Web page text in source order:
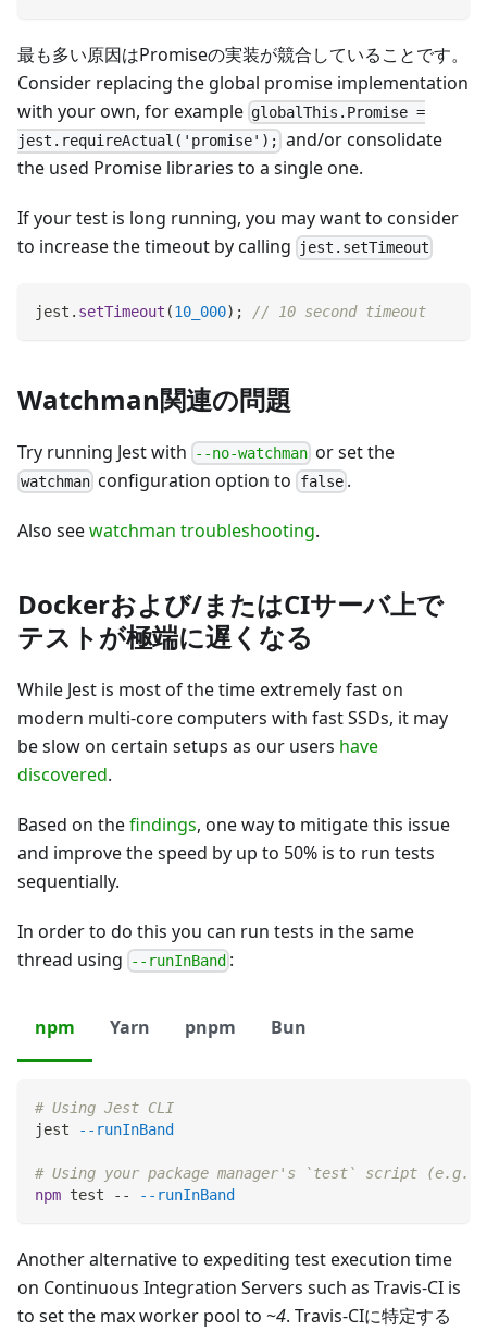
最も多い原因はPromiseの実装が競合していることです。
Consider replacing the global promise implementation
with your own, for example globalThis.Promise =
jest.requireActual('promise'); and/or consolidate
the used Promise libraries to a single one.
If your test is long running, you may want to consider
to increase the timeout by calling
jest.setTimeout
jest . setTimeout (10_000) ; // 10 second timeout
Watchman関連の問題
Try running Jest with --no-watchman or set the
watchman configuration option to false.
Also seewatchman troubleshooting.
Dockerおよび/またはCIサーバ上で
テストが極端に遅くなる
While Jest is most of the time extremely fast on
modern multi-core computers with fast SSDs, it may
be slow on certain setups as our users have
discovered.
Based on thefindings, one way to mitigate this issue
and improve the speed by up to 50% is to run tests
sequentially.
In order to do this you can run tests in the same
thread using
--runInBand :
npm Yarn pnpm Bun
# Using Jest CLI
jest
--runInBand
# Using your package manager's `test` script (e.g.
npm test -- --runInBand
Another alternative to expediting test execution time
on Continuous Integration Servers such as Travis-CI is
to set the max worker pool to ~4. Travis-CIに特定する